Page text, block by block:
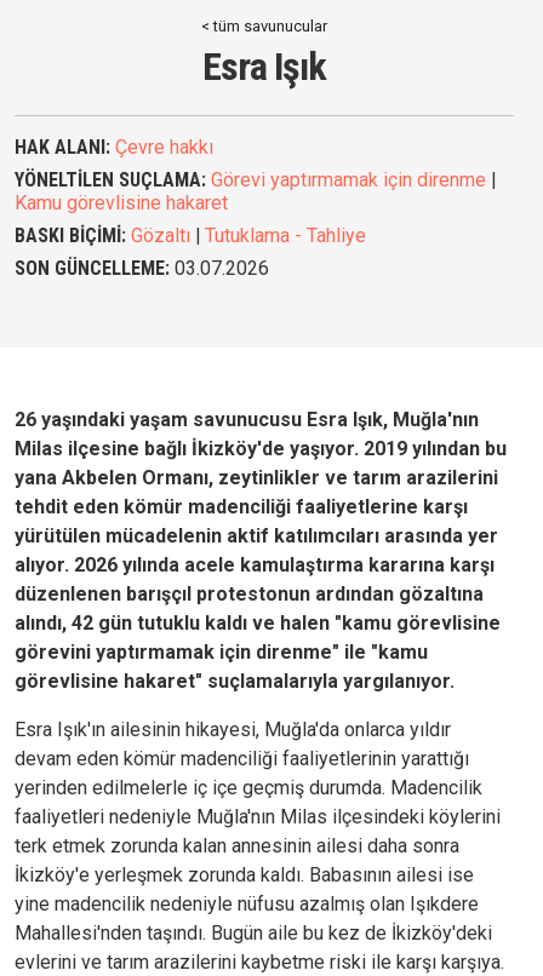
< tüm savunucular
Esra Işık
HAK ALANI: Çevre hakkı
YÖNELTİLEN SUÇLAMA: Görevi yaptırmamak için direnme
Kamu görevlisine hakaret
BASKI BİÇİMİ: Gözaltı
Tutuklama - Tahliye
SON GÜNCELLEME: 03.07.2026
26 yaşındaki yaşam savunucusu Esra Işık, Muğla'nın
Milas ilçesine bağlı İkizköy'de yaşıyor. 2019 yılından bu
yana Akbelen Ormanı, zeytinlikler ve tarım arazilerini
tehdit eden kömür madenciliği faaliyetlerine karşı
yürütülen mücadelenin aktif katılımcıları arasında yer
alıyor. 2026 yılında acele kamulaştırma kararına karşı
düzenlenen barışçıl protestonun ardından gözaltına
alındı, 42 gün tutuklu kaldı ve halen "kamu görevlisine
görevini yaptırmamak için direnme" ile "kamu
görevlisine hakaret" suçlamalarıyla yargılanıyor.
Esra Işık'ın ailesinin hikayesi, Muğla'da onlarca yıldır
devam eden kömür madenciliği faaliyetlerinin yarattığı
yerinden edilmelerle iç içe geçmiş durumda. Madencilik
faaliyetleri nedeniyle Muğla'nın Milas ilçesindeki köylerini
terk etmek zorunda kalan annesinin ailesi daha sonra
İkizköy'e yerleşmek zorunda kaldı. Babasının ailesi ise
yine madencilik nedeniyle nüfusu azalmış olan Işıkdere
Mahallesi'nden taşındı. Bugün aile bu kez de İkizköy'deki
evlerini ve tarım arazilerini kaybetme riski ile karşı karşıya.